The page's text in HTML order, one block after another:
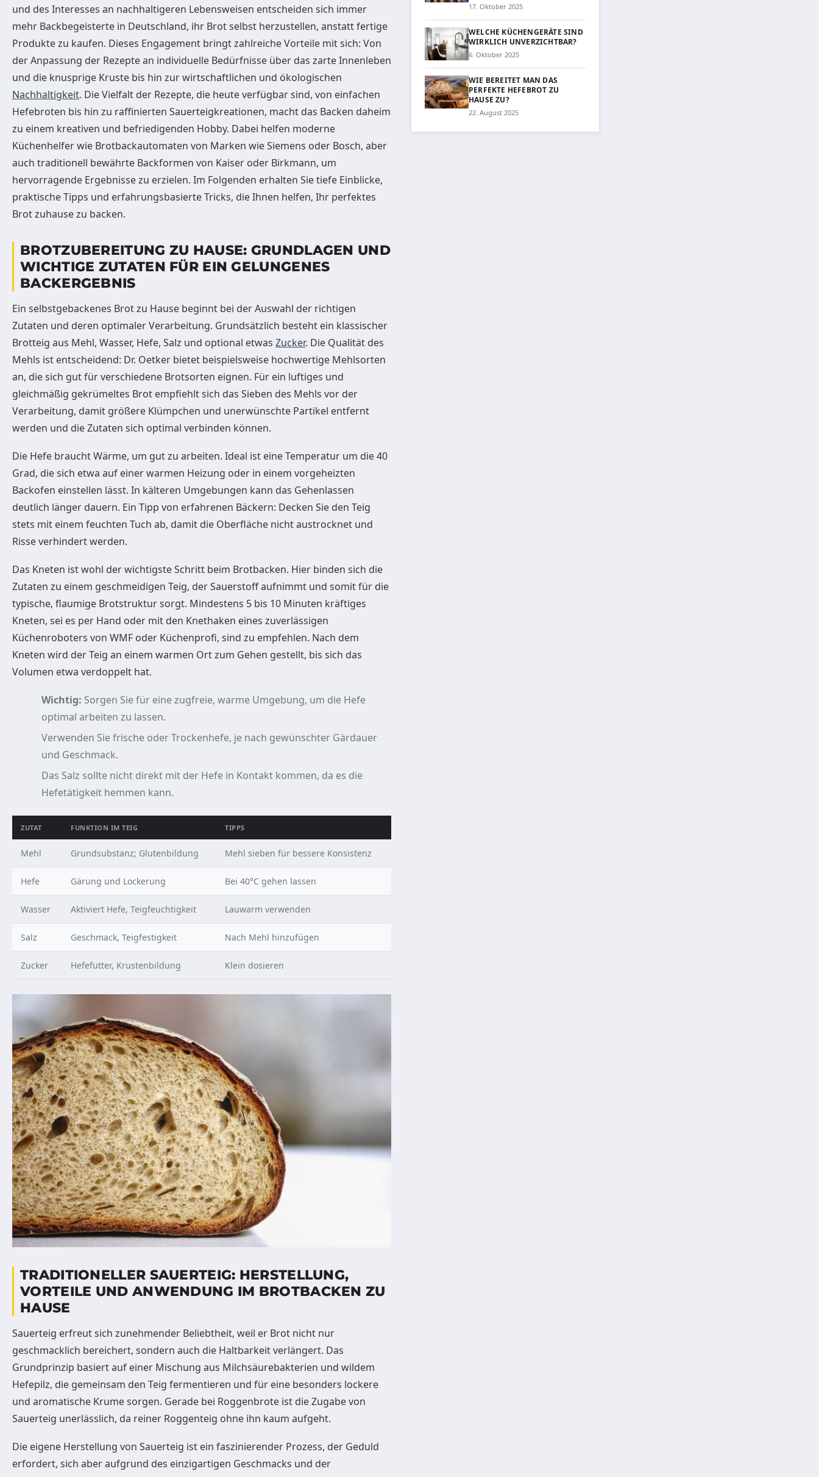
und des Interesses an nachhaltigeren Lebensweisen entscheiden sich immer
mehr Backbegeisterte in Deutschland, ihr Brot selbst herzustellen, anstatt fertige
Produkte zu kaufen. Dieses Engagement bringt zahlreiche Vorteile mit sich: Von
der Anpassung der Rezepte an individuelle Bedürfnisse über das zarte Innenleben
und die knusprige Kruste bis hin zur wirtschaftlichen und ökologischen
Nachhaltigkeit. Die Vielfalt der Rezepte, die heute verfügbar sind, von einfachen
Hefebroten bis hin zu raffinierten Sauerteigkreationen, macht das Backen daheim
zu einem kreativen und befriedigenden Hobby. Dabei helfen moderne
Küchenhelfer wie Brotbackautomaten von Marken wie Siemens oder Bosch, aber
auch traditionell bewährte Backformen von Kaiser oder Birkmann, um
hervorragende Ergebnisse zu erzielen. Im Folgenden erhalten Sie tiefe Einblicke,
praktische Tipps und erfahrungsbasierte Tricks, die Ihnen helfen, Ihr perfektes
Brot zuhause zu backen.
BROTZUBEREITUNG ZU HAUSE: GRUNDLAGEN UND
WICHTIGE ZUTATEN FÜR EIN GELUNGENES
BACKERGEBNIS
Ein selbstgebackenes Brot zu Hause beginnt bei der Auswahl der richtigen
Zutaten und deren optimaler Verarbeitung. Grundsätzlich besteht ein klassischer
Brotteig aus Mehl, Wasser, Hefe, Salz und optional etwas Zucker. Die Qualität des
Mehls ist entscheidend: Dr. Oetker bietet beispielsweise hochwertige Mehlsorten
an, die sich gut für verschiedene Brotsorten eignen. Für ein luftiges und
gleichmäßig gekrümeltes Brot empfiehlt sich das Sieben des Mehls vor der
Verarbeitung, damit größere Klümpchen und unerwünschte Partikel entfernt
werden und die Zutaten sich optimal verbinden können.
Die Hefe braucht Wärme, um gut zu arbeiten. Ideal ist eine Temperatur um die 40
Grad, die sich etwa auf einer warmen Heizung oder in einem vorgeheizten
Backofen einstellen lässt. In kälteren Umgebungen kann das Gehenlassen
deutlich länger dauern. Ein Tipp von erfahrenen Bäckern: Decken Sie den Teig
stets mit einem feuchten Tuch ab, damit die Oberfläche nicht austrocknet und
Risse verhindert werden.
Das Kneten ist wohl der wichtigste Schritt beim Brotbacken. Hier binden sich die
Zutaten zu einem geschmeidigen Teig, der Sauerstoff aufnimmt und somit für die
typische, flaumige Brotstruktur sorgt. Mindestens 5 bis 10 Minuten kräftiges
Kneten, sei es per Hand oder mit den Knethaken eines zuverlässigen
Küchenroboters von WMF oder Küchenprofi, sind zu empfehlen. Nach dem
Kneten wird der Teig an einem warmen Ort zum Gehen gestellt, bis sich das
Volumen etwa verdoppelt hat.
Wichtig: Sorgen Sie für eine zugfreie, warme Umgebung, um die Hefe
optimal arbeiten zu lassen.
Verwenden Sie frische oder Trockenhefe, je nach gewünschter Gärdauer
und Geschmack.
Das Salz sollte nicht direkt mit der Hefe in Kontakt kommen, da es die
Hefetätigkeit hemmen kann.
ZUTAT FUNKTION IM TEIG TIPPS
Mehl Grundsubstanz; Glutenbildung Mehl sieben für bessere Konsistenz
Hefe Gärung und Lockerung Bei 40°C gehen lassen
Wasser Aktiviert Hefe, Teigfeuchtigkeit Lauwarm verwenden
Salz Geschmack, Teigfestigkeit Nach Mehl hinzufügen
Zucker Hefefutter, Krustenbildung Klein dosieren
TRADITIONELLER SAUERTEIG: HERSTELLUNG,
VORTEILE UND ANWENDUNG IM BROTBACKEN ZU
HAUSE
Sauerteig erfreut sich zunehmender Beliebtheit, weil er Brot nicht nur
geschmacklich bereichert, sondern auch die Haltbarkeit verlängert. Das
Grundprinzip basiert auf einer Mischung aus Milchsäurebakterien und wildem
Hefepilz, die gemeinsam den Teig fermentieren und für eine besonders lockere
und aromatische Krume sorgen. Gerade bei Roggenbrote ist die Zugabe von
Sauerteig unerlässlich, da reiner Roggenteig ohne ihn kaum aufgeht.
Die eigene Herstellung von Sauerteig ist ein faszinierender Prozess, der Geduld
erfordert, sich aber aufgrund des einzigartigen Geschmacks und der
17. Oktober 2025
WELCHE KÜCHENGERÄTE SIND
WIRKLICH UNVERZICHTBAR?
6. Oktober 2025
WIE BEREITET MAN DAS
PERFEKTE HEFEBROT ZU
HAUSE ZU?
22. August 2025